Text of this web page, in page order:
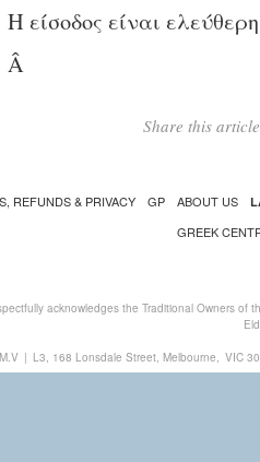
Η είσοδος είναι
Â
Share this
REFUNDS & PRIVACY GP ABOUT US
GREEK
acknowledges the Traditional Owners
| L3, 168 Lonsdale Street, Melbourne, VIC